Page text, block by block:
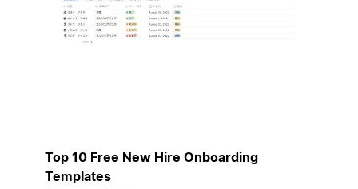
Top 10 Free New Hire Onboarding
Templates